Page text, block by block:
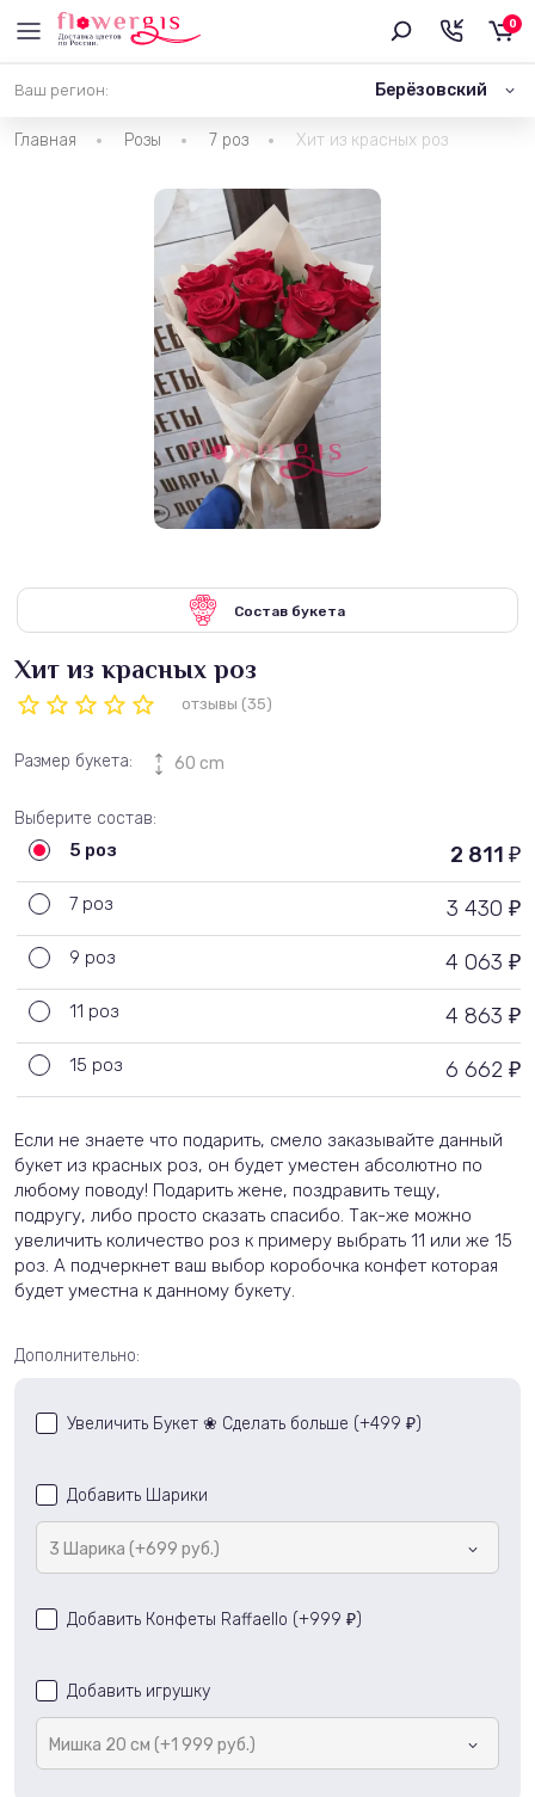
Ваш регион: Берёзовский
0
Главная Розы 7 роз Хит из красных роз
Состав букета
Хит из красных роз
отзывы (35)
Размер букета: 60 cm
Выберите состав:
5 роз 2 811 ₽
7 роз 3 430 ₽
9 роз 4 063 ₽
11 роз 4 863 ₽
15 роз 6 662 ₽
Если не знаете что подарить, смело заказывайте данный
букет из красных роз, он будет уместен абсолютно по
любому поводу! Подарить жене, поздравить тещу,
подругу, либо просто сказать спасибо. Так-же можно
увеличить количество роз к примеру выбрать 11 или же 15
роз. А подчеркнет ваш выбор коробочка конфет которая
будет уместна к данному букету.
Дополнительно:
Увеличить Букет ❀ Сделать больше (+499 ₽ )
Добавить Шарики
3 Шарика (+699 руб.)
Добавить Конфеты Raffaello (+999 ₽ )
Добавить игрушку
Мишка 20 см (+1 999 руб.)